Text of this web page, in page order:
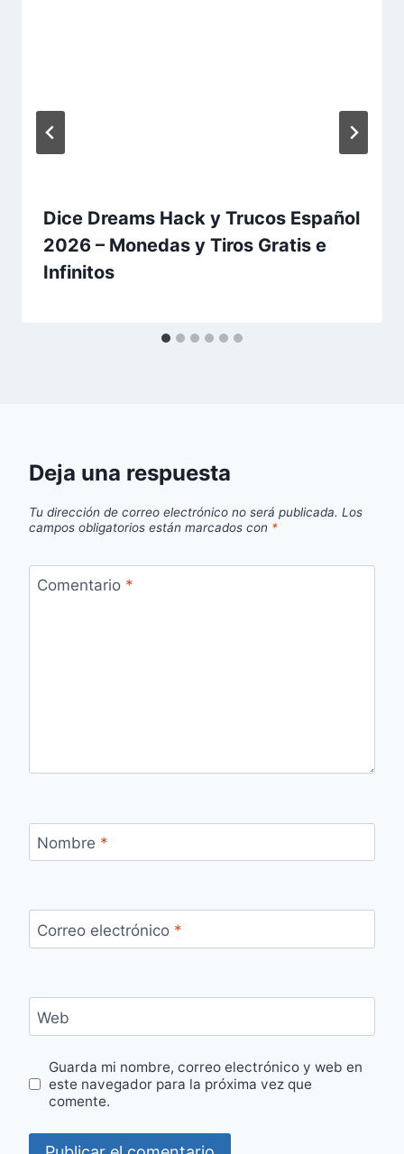
Dice Dreams Hack y Trucos Español
2026 – Monedas y Tiros Gratis e
Infinitos
Deja una respuesta
Tu dirección de correo electrónico no será publicada. Los
campos obligatorios están marcados con *
Comentario *
Nombre *
Correo electrónico *
Web
Guarda mi nombre, correo electrónico y web en
este navegador para la próxima vez que
comente.